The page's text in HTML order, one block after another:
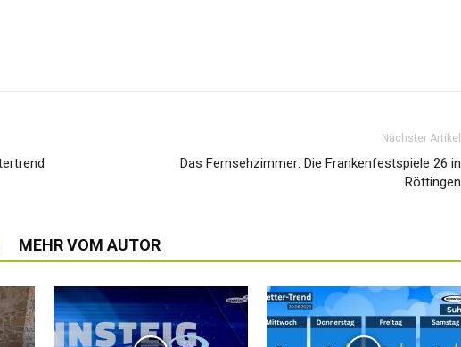
Nächster Artikel
Das Fernsehzimmer: Die Frankenfestspiele 26 in
Röttingen
MEHR VOM AUTOR